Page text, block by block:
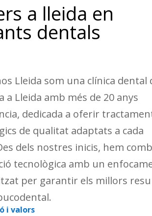
a lleida en
dentals
Lleida som una clínica dental
a Lleida amb més de 20 anys
dedicada a oferir
de qualitat adaptats a cada
dels nostres inicis, hem
tecnològica amb un
per garantir els millors
i valors